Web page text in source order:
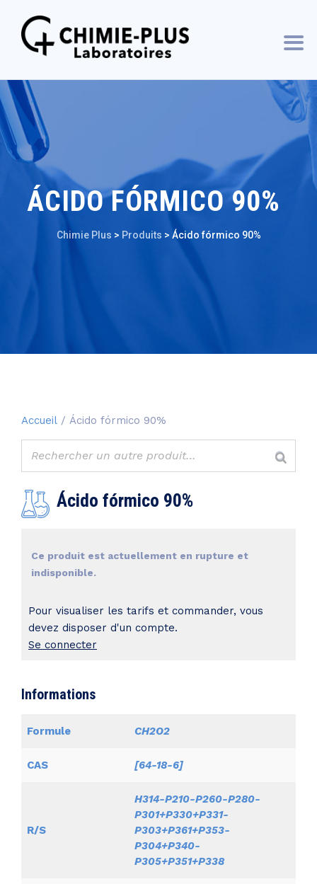
ÁCIDO FÓRMICO 90%
Chimie Plus > Produits > Ácido fórmico 90%
Accueil / Ácido fórmico 90%
Ácido fórmico 90%
Ce produit est actuellement en rupture et
indisponible.
Pour visualiser les tarifs et commander, vous
devez disposer d'un compte.
Se connecter
Informations
Formule CH2O2
CAS [64-18-6]
R/S
H314-P210-P260-P280-
P301+P330+P331-
P303+P361+P353-
P304+P340-
P305+P351+P338